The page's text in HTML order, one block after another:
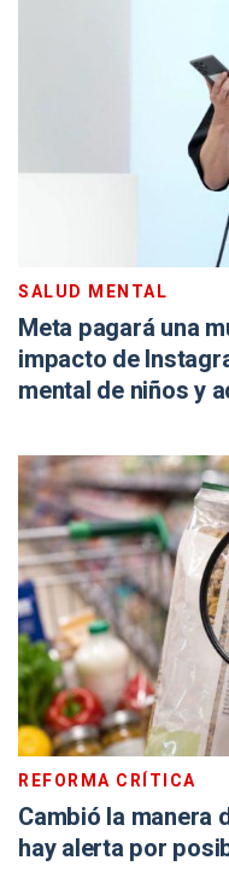
SALUD MENTAL
Meta pagará una
impacto de
mental de niños y
REFORMA CRÍTICA
Cambió la manera
hay alerta por